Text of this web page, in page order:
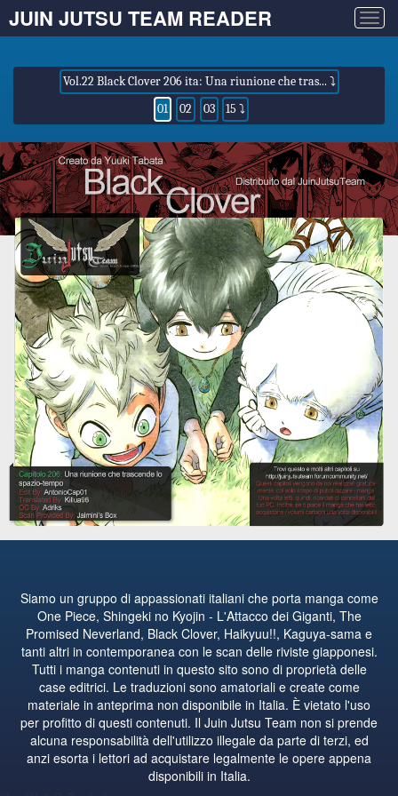
JUIN JUTSU TEAM READER
Vol.22 Black Clover 206 ita: Una riunione che tras... ⤵
01
02 03 15 ⤵
Siamo un gruppo di appassionati italiani che porta manga come
One Piece, Shingeki no Kyojin - L'Attacco dei Giganti, The
Promised Neverland, Black Clover, Haikyuu!!, Kaguya-sama e
tanti altri in contemporanea con le scan delle riviste giapponesi.
Tutti i manga contenuti in questo sito sono di proprietà delle
case editrici. Le traduzioni sono amatoriali e create come
materiale in anteprima non disponibile in Italia. È vietato l'uso
per profitto di questi contenuti. Il Juin Jutsu Team non si prende
alcuna responsabilità dell'utilizzo illegale da parte di terzi, ed
anzi esorta i lettori ad acquistare legalmente le opere appena
disponibili in Italia.